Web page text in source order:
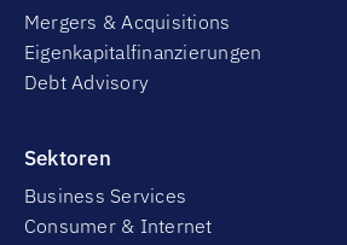
Mergers & Acquisitions
Eigenkapitalfinanzierungen
Debt Advisory
Sektoren
Business Services
Consumer & Internet